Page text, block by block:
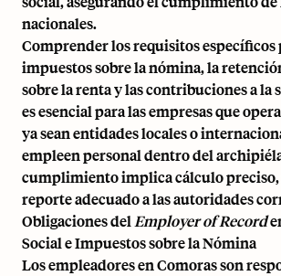
nacionales.
Comprender los requisitos específicos
impuestos sobre la nómina, la
sobre la renta y las contribuciones a la
es esencial para las empresas que
ya sean entidades locales o
empleen personal dentro del
cumplimiento implica cálculo
reporte adecuado a las autoridades
Obligaciones del Employer of Record
Social e Impuestos sobre la Nómina
Los empleadores en Comoras son